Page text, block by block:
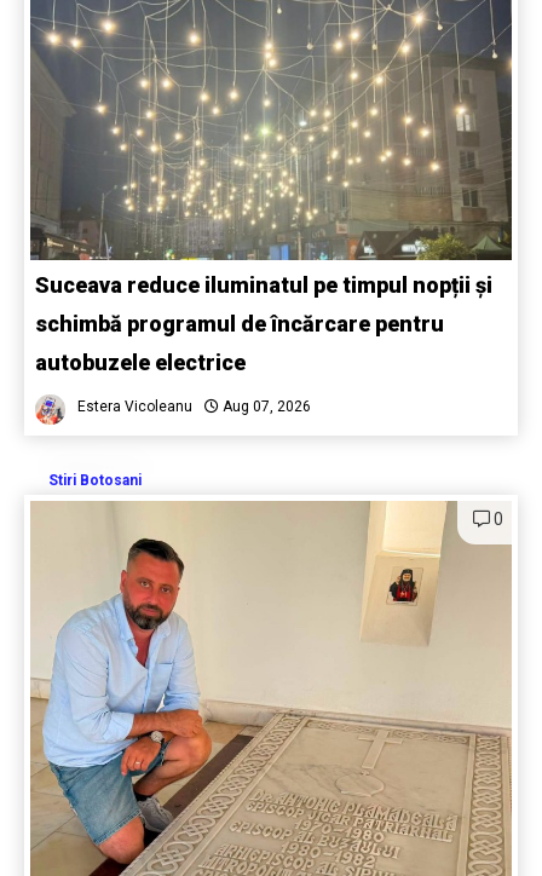
Suceava reduce iluminatul pe timpul nopții și
schimbă programul de încărcare pentru
autobuzele electrice
Estera Vicoleanu Aug 07, 2026
Stiri Botosani
0